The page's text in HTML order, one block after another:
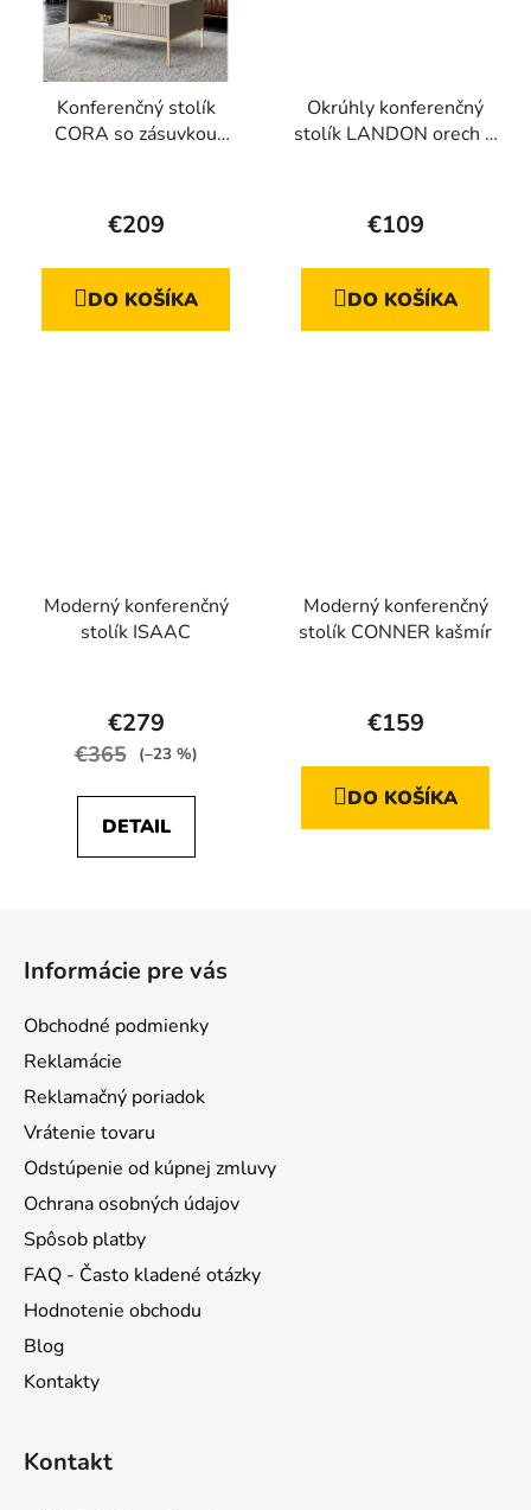
Konferenčný stolík
CORA so zásuvkou
hodnotenie
je
4,4
€209
DO KOŠÍKA
Okrúhly konferenčný
stolík LANDON orech +
hodnotenie
je
5,0
€109
DO KOŠÍKA
Moderný konferenčný
stolík ISAAC
hodnotenie
produktu
4,6
z
€279
€365 (–23 %)
DETAIL
Moderný konferenčný
stolík CONNER kašmír
€159
DO KOŠÍKA
Informácie pre vás
Obchodné podmienky
Reklamácie
Reklamačný poriadok
Vrátenie tovaru
Odstúpenie od kúpnej zmluvy
Ochrana osobných údajov
Spôsob platby
FAQ - Často kladené otázky
Hodnotenie obchodu
Blog
Kontakty
Kontakt